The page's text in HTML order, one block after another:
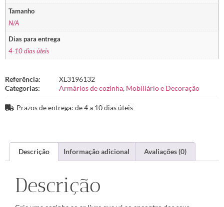
Tamanho
N/A
Dias para entrega
4-10 dias úteis
Referência:
XL3196132
Categorias:
Armários de cozinha, Mobiliário e Decoração
Prazos de entrega: de 4 a 10 dias úteis
Descrição Informação adicional Avaliações (0)
Descrição